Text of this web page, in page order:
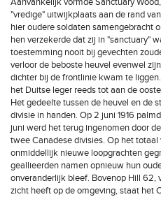
"vredige" uitwijkplaats aan de rand
hier oudere soldaten samengebracht
hen verzekerde dat zij in "sanctuary"
toestemming nooit bij gevechten
verloor de beboste heuvel evenwel
dichter bij de frontlinie kwam te
het Duitse leger reeds tot aan de
Het gedeelte tussen de heuvel en de
divisie in handen. Op 2 juni 1916
juni werd het terug ingenomen door
twee Canadese divisies. Op het
onmiddellijk nieuwe loopgrachten
geallieerden namen opnieuw hun
onveranderlijk bleef. Bovenop Hill 62,
zicht heeft op de omgeving, staat het